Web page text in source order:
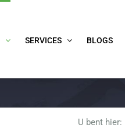
SERVICES BLOGS
U bent hier: